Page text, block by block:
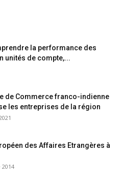
la performance des
unités de compte,...
de Commerce franco-indienne
les entreprises de la région
des Affaires Etrangères à